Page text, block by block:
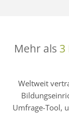
Mehr als 3
Weltweit
Umfrage-Tool,